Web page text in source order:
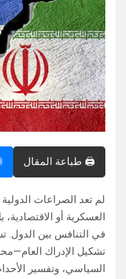
🖨️ طباعة المقال
لم تعد الصراعات
العسكرية أو
في التنافس بين الدول.
تشكيل الإدراك
السياسي، وتفسير